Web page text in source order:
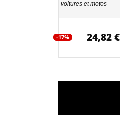
voitures et motos
-17% 24,82 €